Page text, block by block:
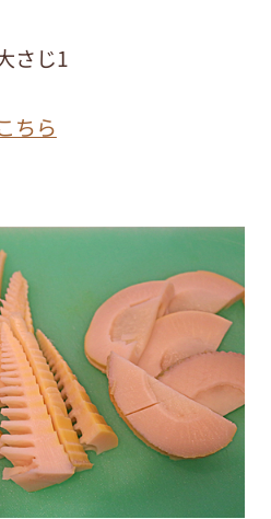
さじ1
ちら